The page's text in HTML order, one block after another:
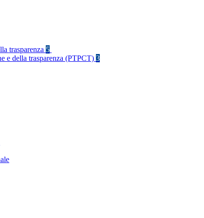
trasparenza 5
e della trasparenza (PTPCT) 3